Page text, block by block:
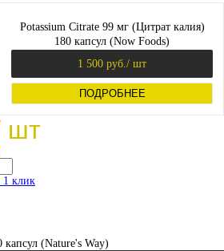
Potassium Citrate 99 мг (Цитрат калия)
180 капсул (Now Foods)
1 500 руб. / шт
ПОДРОБНЕЕ
шт
1 клик
(Nature's Way)